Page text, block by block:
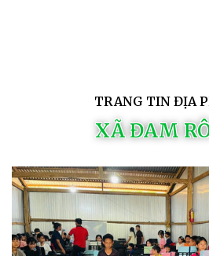
TRANG TIN ĐỊA
XÃ ĐAM